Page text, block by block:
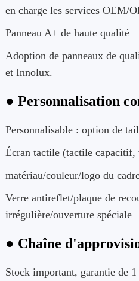
en charge les services OEM/
Panneau A+ de haute qualité
Adoption de panneaux de
et Innolux.
● Personnalisation
Personnalisable : option de
Écran tactile (tactile capacitif,
matériau/couleur/logo du
Verre antireflet/plaque de
irrégulière/ouverture spéciale
● Chaîne
Stock important, garantie de